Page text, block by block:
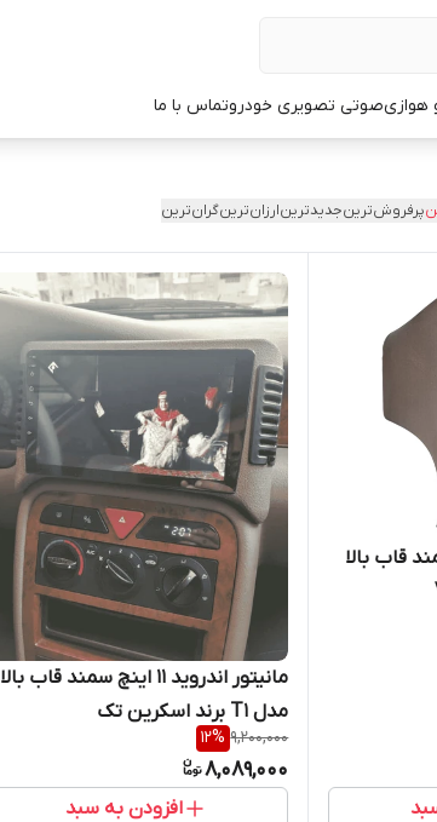
هوازیصوتی تصویری خودروتماس با ما
پرفروش‌ترینجدیدترینارزان‌ترینگران‌ترین
11 اینچ سمند قاب بالا
مانیتور اندروید 11 اینچ سمند قاب بالا
مدل T1 برند اسکرین تک
9,200,000
12%
8,089,000
افزودن به سبد